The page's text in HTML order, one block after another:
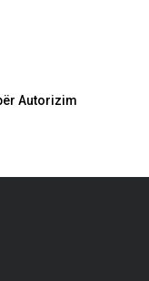
Autorizim